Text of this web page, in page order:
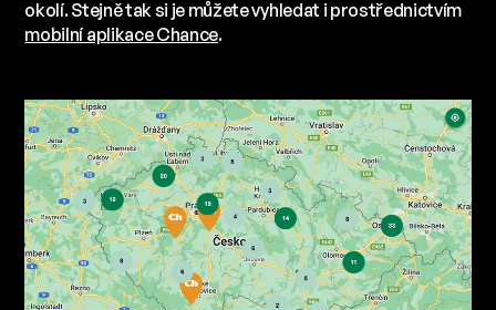
okolí. Stejně tak si je můžete vyhledat i prostřednictvím
mobilní aplikace Chance.